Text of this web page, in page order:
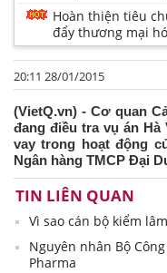
Hoàn thiện tiêu
đẩy thương mại
20:11 28/01/2015
(VietQ.vn) - Cơ quan
đang điều tra vụ án Hà
vay trong hoạt động
Ngân hàng TMCP Đại
TIN LIÊN QUAN
Vì sao cán bộ kiểm
Nguyên nhân Bộ
Pharma